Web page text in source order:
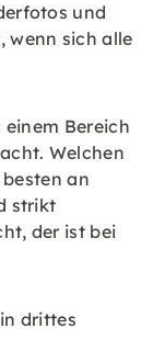
und
wenn sich alle
Bereich
Welchen
an
strikt
der ist bei
drittes